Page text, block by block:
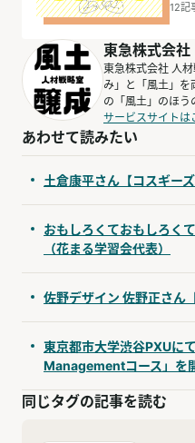
12記
東急株式会
東急株式会社 人
み」と「風土」を
の「風土」のほう
サービスサイトは
あわせて読みたい
土倉康平さん【コスギーズ
おもしろくておもしろく
（花まる学習会代表）
佐野デザイン 佐野正さん
東京都市大学渋谷PXUに
Managementコース」を
同じタグの記事を読む